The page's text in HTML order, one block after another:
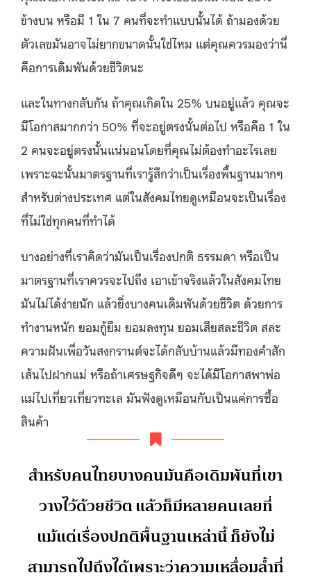
ข้างบน หรือมี 1 ใน 7 คนที่จะทำแบบนั้นได้ ถ้ามองด้วย
ตัวเลขมันอาจไม่ยากขนาดนั้นใช่ไหม แต่คุณควรมองว่านี่
คือการเดิมพันด้วยชีวิตนะ
และในทางกลับกัน ถ้าคุณเกิดใน 25% บนอยู่แล้ว คุณจะ
มีโอกาสมากกว่า 50% ที่จะอยู่ตรงนั้นต่อไป หรือคือ 1 ใน
2 คนจะอยู่ตรงนั้นแน่นอนโดยที่คุณไม่ต้องทำอะไรเลย
เพราะฉะนั้นมาตรฐานที่เรารู้สึกว่าเป็นเรื่องพื้นฐานมากๆ
สําหรับต่างประเทศ แต่ในสังคมไทยดูเหมือนจะเป็นเรื่อง
ที่ไม่ใช่ทุกคนที่ทำได้
บางอย่างที่เราคิดว่ามันเป็นเรื่องปกติ ธรรมดา หรือเป็น
มาตรฐานที่เราควรจะไปถึง เอาเข้าจริงแล้วในสังคมไทย
มันไม่ได้ง่ายนัก แล้วยิ่งบางคนเดิมพันด้วยชีวิต ด้วยการ
ทํางานหนัก ยอมกู้ยืม ยอมลงทุน ยอมเสียสละชีวิต สละ
ความฝันเพื่อวันสงกรานต์จะได้กลับบ้านแล้วมีทองคำสัก
เส้นไปฝากแม่ หรือถ้าเศรษฐกิจดีๆ จะได้มีโอกาสพาพ่อ
แม่ไปเที่ยวเที่ยวทะเล มันฟังดูเหมือนกับเป็นแค่การซื้อ
สินค้า
สําหรับคนไทยบางคนมันคือเดิมพันที่เขา
วางไว้ด้วยชีวิต แล้วก็มีหลายคนเลยที่
แม้แต่เรื่องปกติพื้นฐานเหล่านี้ ก็ยังไม่
สามารถไปถึงได้เพราะว่าความเหลื่อมล้ำที่